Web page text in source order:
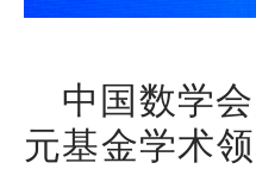
中国数学
元基金学术